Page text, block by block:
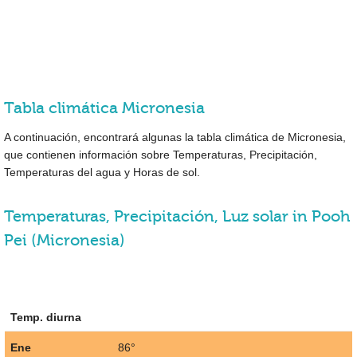
Tabla climática Micronesia
A continuación, encontrará algunas la tabla climática de Micronesia,
que contienen información sobre Temperaturas, Precipitación,
Temperaturas del agua y Horas de sol.
Temperaturas, Precipitación, Luz solar in Pooh
Pei (Micronesia)
Temp. diurna
Ene 86°